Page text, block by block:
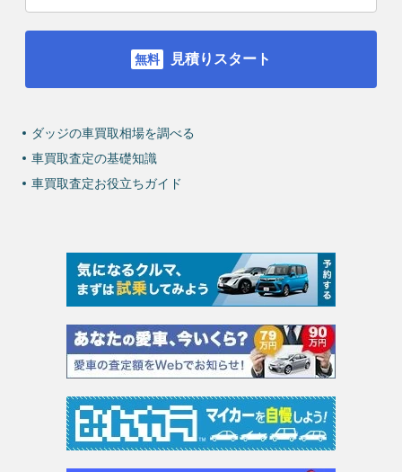
見積りスタート
ダッジの車買取相場を調べる
車買取査定の基礎知識
車買取査定お役立ちガイド